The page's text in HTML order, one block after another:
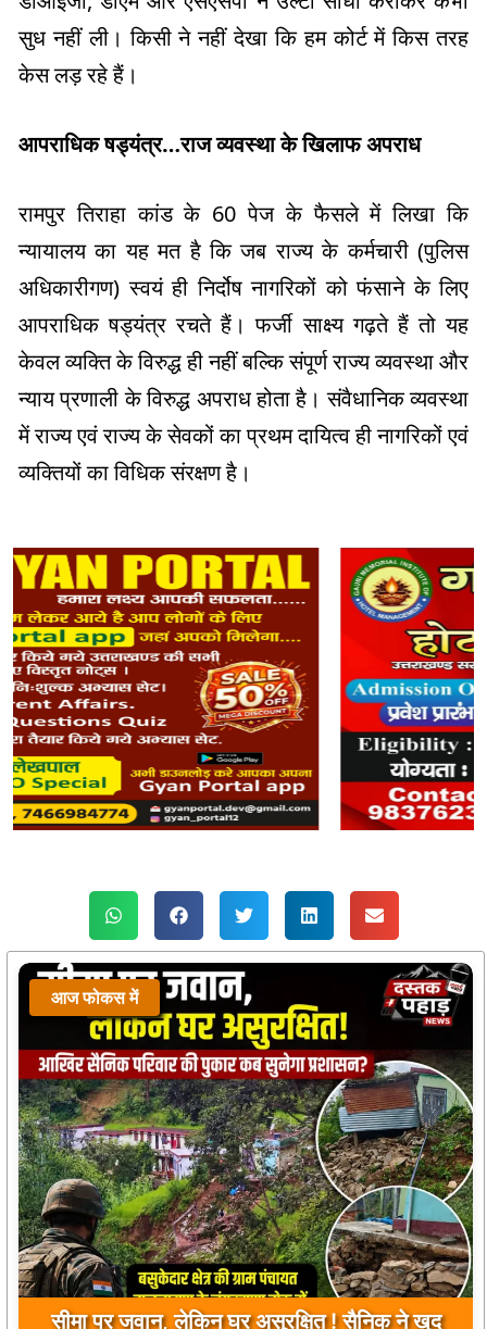
सुध नहीं ली। किसी ने नहीं देखा कि हम कोर्ट में किस तरह
केस लड़ रहे हैं।
आपराधिक षड्यंत्र…राज व्यवस्था के खिलाफ अपराध
रामपुर तिराहा कांड के 60 पेज के फैसले में लिखा कि
न्यायालय का यह मत है कि जब राज्य के कर्मचारी (पुलिस
अधिकारीगण) स्वयं ही निर्दोष नागरिकों को फंसाने के लिए
आपराधिक षड्यंत्र रचते हैं। फर्जी साक्ष्य गढ़ते हैं तो यह
केवल व्यक्ति के विरुद्ध ही नहीं बल्कि संपूर्ण राज्य व्यवस्था और
न्याय प्रणाली के विरुद्ध अपराध होता है। संवैधानिक व्यवस्था
में राज्य एवं राज्य के सेवकों का प्रथम दायित्व ही नागरिकों एवं
व्यक्तियों का विधिक संरक्षण है।
आज फोकस में